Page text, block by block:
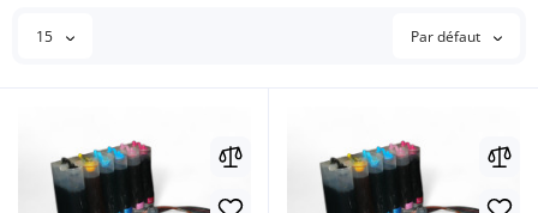
15 Par défaut